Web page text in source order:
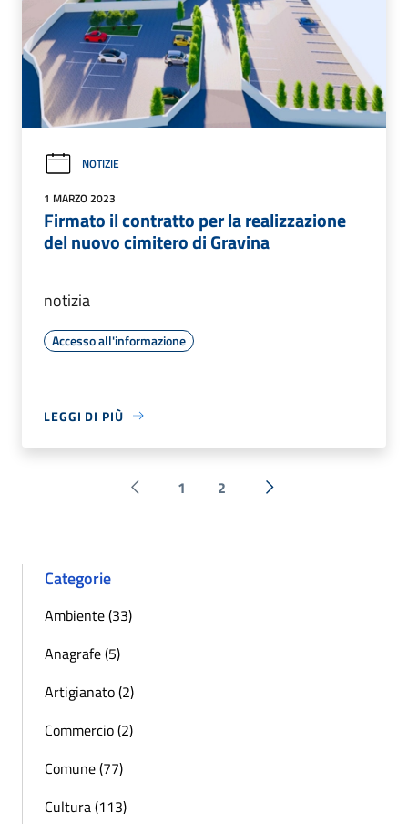
NOTIZIE
1 MARZO 2023
Firmato il contratto per la realizzazione
del nuovo cimitero di Gravina
notizia
Accesso all'informazione
LEGGI DI PIÙ
Pagina precedente
1 2 Successiva »
Categorie
Ambiente (33)
Anagrafe (5)
Artigianato (2)
Commercio (2)
Comune (77)
Cultura (113)